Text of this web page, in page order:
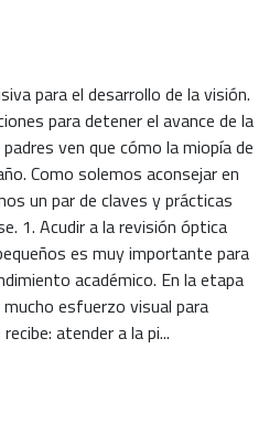
para el desarrollo de la visión.
para detener el avance de la
ven que cómo la miopía de
Como solemos aconsejar en
un par de claves y prácticas
1. Acudir a la revisión óptica
es muy importante para
académico. En la etapa
esfuerzo visual para
atender a la pi...